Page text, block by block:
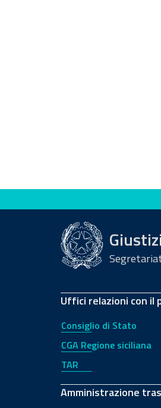
Valuta questo sito
Uffici relazioni con il
Consiglio di Stato
CGA Regione siciliana
TAR
Amministrazione